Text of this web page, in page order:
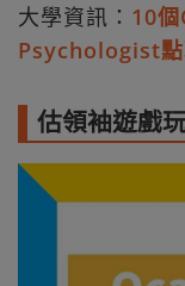
大學資訊： 10
Psychologist點
估領袖遊戲